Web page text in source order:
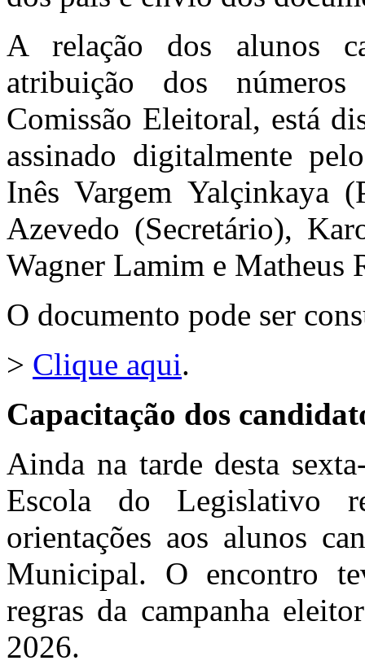
A relação dos alunos
atribuição dos
Comissão Eleitoral, está
assinado digitalmente
Inês Vargem Yalçinkaya
Azevedo (Secretário),
Wagner Lamim e Matheus
O documento pode ser
> Clique aqui.
Capacitação dos
Ainda na tarde desta
Escola do Legislativo
orientações aos alunos
Municipal. O encontro
regras da campanha
2026.